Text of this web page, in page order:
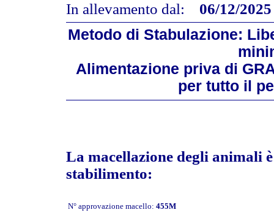
In allevamento dal:
06/12/2025
Metodo di Stabulazione:
Alimentazione priva di
per tutto il
La macellazione degli animali
stabilimento:
N° approvazione macello: 455M